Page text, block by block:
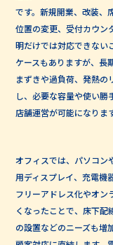
です。新規開業、改装、
位置の変更、受付カウン
明だけでは対応できない
ケースもありますが、長
まずきや過負荷、発熱の
し、必要な容量や使い勝
店舗運営が可能になります
オフィスでは、パソコン
用ディスプレイ、充電機
フリーアドレス化やオン
くなったことで、床下配
の設置などのニーズも増